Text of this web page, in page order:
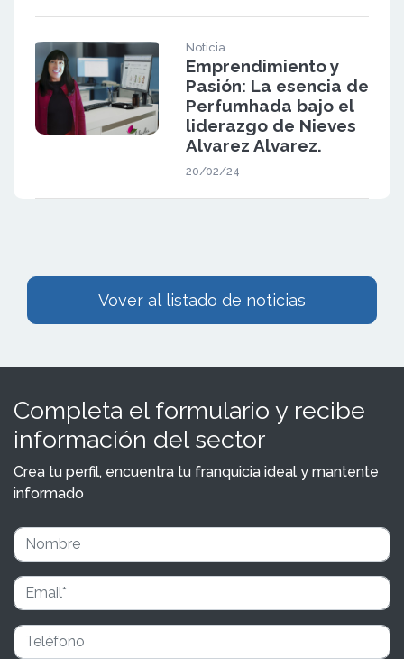
Noticia
Emprendimiento y
Pasión: La esencia de
Perfumhada bajo el
liderazgo de Nieves
Alvarez Alvarez.
20/02/24
Vover al listado de noticias
Completa el formulario y recibe
información del sector
Crea tu perfil, encuentra tu franquicia ideal y mantente
informado